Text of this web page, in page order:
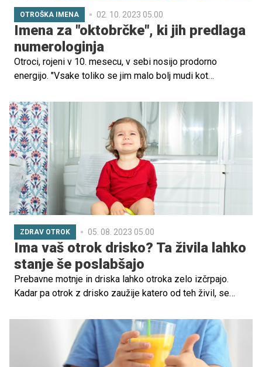
OTROŠKA IMENA 02. 10. 2023 05.00
Imena za "oktobrčke", ki jih predlaga
numerologinja
Otroci, rojeni v 10. mesecu, v sebi nosijo prodorno
energijo. "Vsake toliko se jim malo bolj mudi kot
opisala numerologinja Lili Sorum. Preverite, kakšna lepa
imena predlaga zanje!
ZDRAV OTROK 05. 08. 2023 05.00
Ima vaš otrok drisko? Ta živila lahko
stanje še poslabšajo
Prebavne motnje in driska lahko otroka zelo izčrpajo.
Kadar pa otrok z drisko zaužije katero od teh živil, se
driska traja dlje, možni so krči in dehidracija. Preverite, za
katera živila gre.